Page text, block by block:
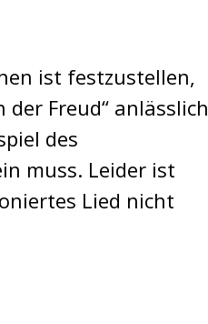
ist festzustellen,
der Freud“ anlässlich
des
muss. Leider ist
Lied nicht